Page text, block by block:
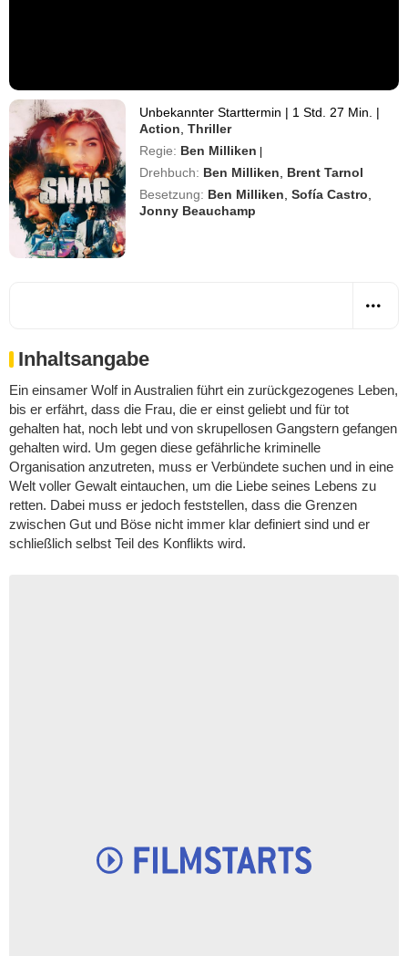
Unbekannter Starttermin | 1 Std. 27 Min. |
Action ,Thriller
Regie: Ben Milliken |
Drehbuch: Ben Milliken
Brent Tarnol
Besetzung: Ben Milliken ,Sofía Castro
Jonny Beauchamp
Inhaltsangabe
Ein einsamer Wolf in Australien führt ein zurückgezogenes Leben,
bis er erfährt, dass die Frau, die er einst geliebt und für tot
gehalten hat, noch lebt und von skrupellosen Gangstern gefangen
gehalten wird. Um gegen diese gefährliche kriminelle
Organisation anzutreten, muss er Verbündete suchen und in eine
Welt voller Gewalt eintauchen, um die Liebe seines Lebens zu
retten. Dabei muss er jedoch feststellen, dass die Grenzen
zwischen Gut und Böse nicht immer klar definiert sind und er
schließlich selbst Teil des Konflikts wird.